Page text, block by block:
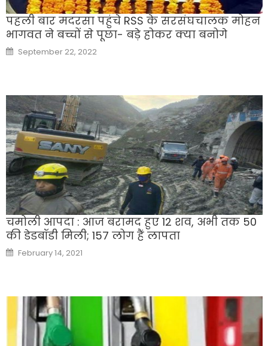
पहली बार मदरसा पहुंचे RSS के सरसंघचालक मोहन
भागवत ने बच्चों से पूछा- बड़े होकर क्या बनोगे
Posted
on
September 22, 2022
चमोली आपदा : आज बरामद हुए 12 शव, अभी तक 50
की डेडबॉडी मिली; 157 लोग हैं लापता
Posted
on
February 14, 2021